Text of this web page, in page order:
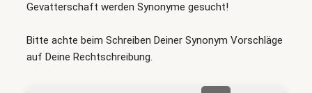
Gevatterschaft werden Synonyme gesucht!
Bitte achte beim Schreiben Deiner Synonym Vorschläge
auf Deine Rechtschreibung.